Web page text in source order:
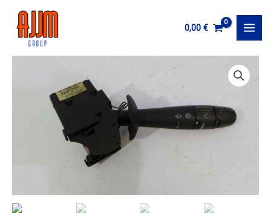
contenido
0,00 €